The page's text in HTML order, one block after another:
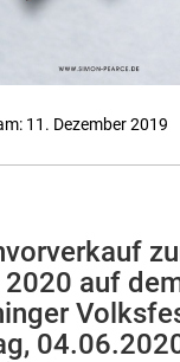
11. Dezember 2019
2020 auf